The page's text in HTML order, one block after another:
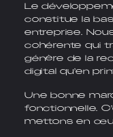
Le
constitue la
entreprise.
cohérente qui
génère de la
digital qu’en
Une bonne
fonctionnelle.
mettons en